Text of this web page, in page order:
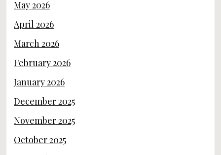
May 2026
April 2026
March 2026
February 2026
January 2026
December 2025
November 2025
October 2025